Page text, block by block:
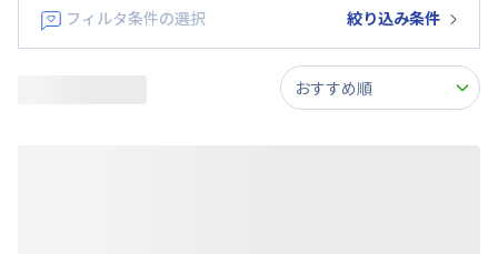
フィルタ条件の選択 絞り込み条件